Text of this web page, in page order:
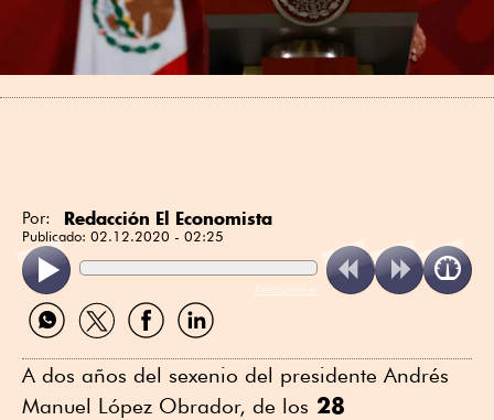
Por: Redacción El Economista
Publicado: 02.12.2020 - 02:25
ReadSpeaker
Compartir
por
Compartir
por
Compartir
por
Compartir
por
A dos años del sexenio del presidente Andrés
Manuel López Obrador, de los 28